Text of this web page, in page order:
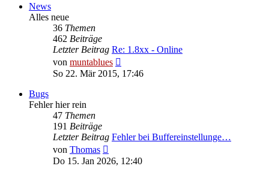
News
Alles neue
36 Themen
462 Beiträge
Letzter Beitrag Re: 1.8xx - Online
von muntablues
Beitrag
So 22. Mär 2015, 17:46
Bugs
Fehler hier rein
47 Themen
191 Beiträge
Letzter Beitrag Fehler bei Buffereinstellunge…
von Thomas
Beitrag
Do 15. Jan 2026, 12:40